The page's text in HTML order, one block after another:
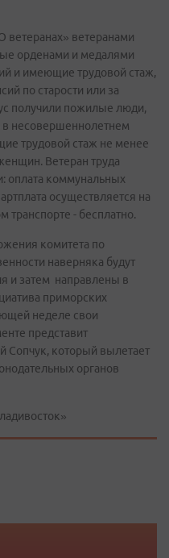
ветеранах» ветеранами
орденами и медалями
и имеющие трудовой стаж,
по старости или за
получили пожилые люди,
в несовершеннолетнем
трудовой стаж не менее
Ветеран труда
оплата коммунальных
осуществляется на
транспорте - бесплатно.
комитета по
наверняка будут
и затем направлены в
приморских
неделе свои
представит
Сопчук, который вылетает
органов